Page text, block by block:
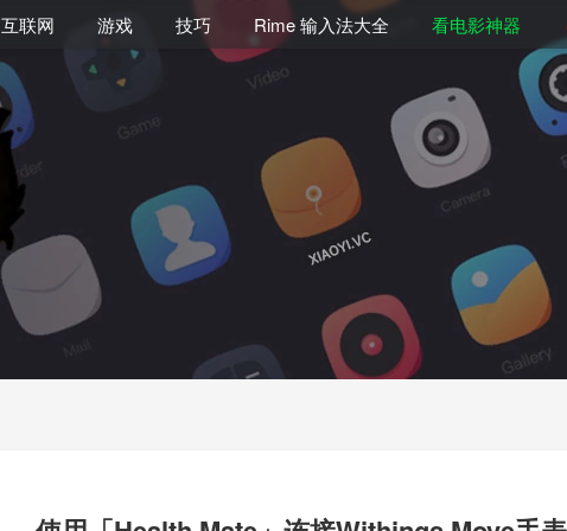
互联网 游戏 技巧 Rime 输入法大全 看电影神器